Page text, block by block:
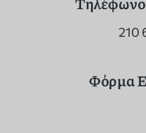
210
Φόρμα